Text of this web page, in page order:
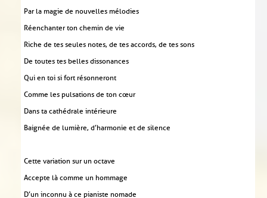
Par la magie de nouvelles mélodies
Réenchanter ton chemin de vie
Riche de tes seules notes, de tes accords, de tes sons
De toutes tes belles dissonances
Qui en toi si fort résonneront
Comme les pulsations de ton cœur
Dans ta cathédrale intérieure
Baignée de lumière, d’harmonie et de silence
Cette variation sur un octave
Accepte là comme un hommage
D’un inconnu à ce pianiste nomade